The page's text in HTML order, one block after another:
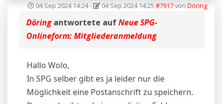
04 Sep 2024 14:24- 04 Sep 2024 14:25 #7917von Döring
Döringantwortete aufNeue SPG-
Onlineform: Mitgliederanmeldung
Hallo Wolo,
In SPG selber gibt es ja leider nur die
Möglichkeit eine Postanschrift zu speichern.